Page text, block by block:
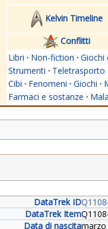
Kelvin Timeline
Conflitti
Libri · Non-fiction · Giochi
Strumenti · Teletrasporto
Cibi · Fenomeni · Giochi ·
Farmaci e sostanze ·
DataTrek ID
DataTrek Item
Data di nascitamarzo